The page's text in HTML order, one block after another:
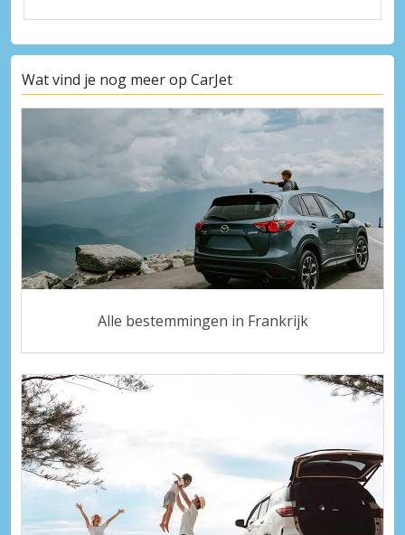
Wat vind je nog meer op CarJet
Alle bestemmingen in Frankrijk